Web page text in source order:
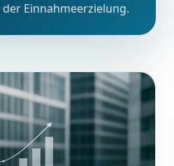
Einnahmeerzielung.